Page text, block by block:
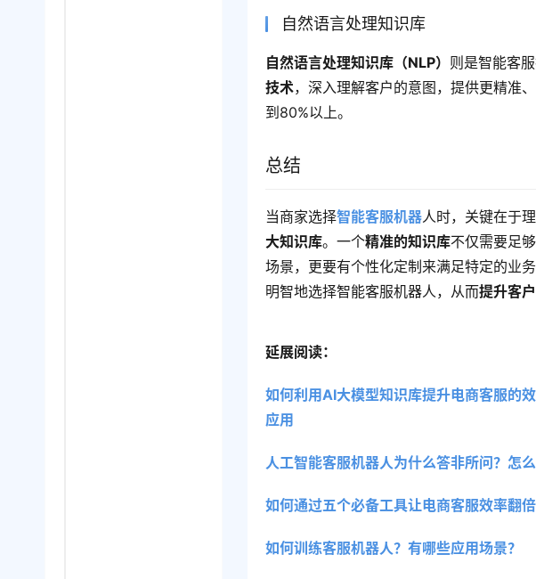
自然语言处理知识库
自然语言处理知识库（NLP） 则是智能客
技术，深入理解客户的意图，提供更精准
到80%以上。
总结
当商家选择智能客服机器人时，关键在于
大知识库。一个精准的知识库不仅需要足
场景，更要有个性化定制来满足特定的业
明智地选择智能客服机器人，从而提升客
延展阅读：
如何利用AI大模型知识库提升电商客服的
应用
人工智能客服机器人为什么答非所问？怎么
如何通过五个必备工具让电商客服效率翻
如何训练客服机器人？有哪些应用场景？